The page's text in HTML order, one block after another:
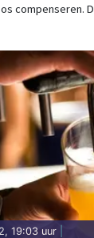
compenseren.
19:03 uur